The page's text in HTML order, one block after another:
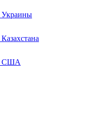
Украины
США